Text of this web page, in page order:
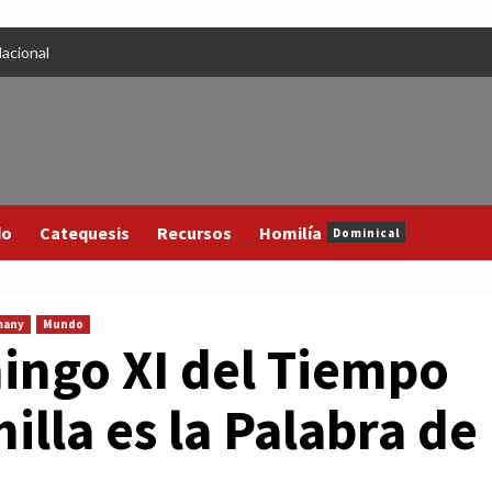
Catequesis Recursos Homilía Dominical
Mundo
XI del Tiempo
es la Palabra de